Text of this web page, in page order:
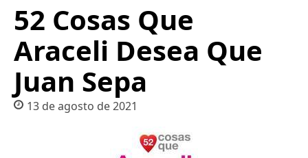
52 Cosas Que
Araceli Desea Que
Juan Sepa
13 de agosto de 2021